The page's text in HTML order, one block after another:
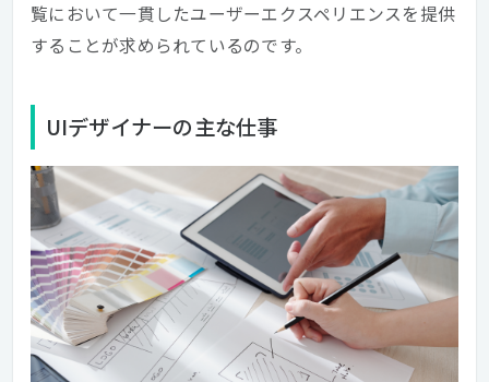
覧において一貫したユーザーエクスペリエンスを提供
することが求められているのです。
UIデザイナーの主な仕事